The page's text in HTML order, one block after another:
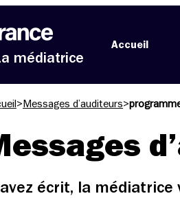
médiatrice
Accueil
> Messages d’auditeurs>
écrit, la médiatrice